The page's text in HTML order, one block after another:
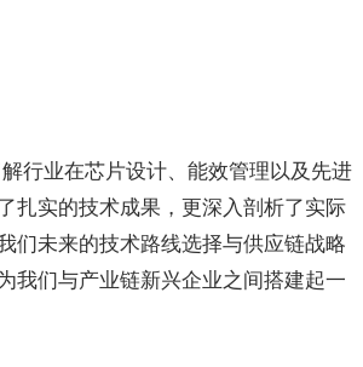
行业在芯片设计、能效管理以及先进
扎实的技术成果，更深入剖析了实际
们未来的技术路线选择与供应链战略
我们与产业链新兴企业之间搭建起一